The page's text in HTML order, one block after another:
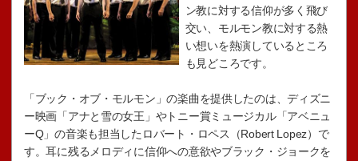
ン教に対する信仰が多く飛び
交い、モルモン教に対する熱
い想いを熱演しているところ
も見どころです。
「ブック・オブ・モルモン」の楽曲を提供したのは、ディズニ
ー映画「アナと雪の女王」やトニー賞ミュージカル「アベニュ
ーQ」の音楽も担当したロバート・ロペス（Robert Lopez）で
す。耳に残るメロディに信仰への意欲やブラック・ジョークを